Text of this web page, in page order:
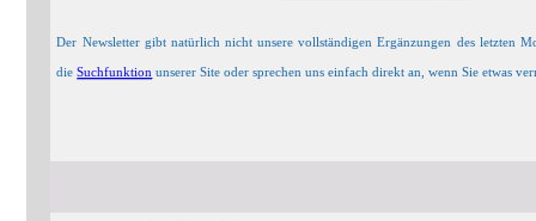
Der Newsletter gibt natürlich nicht unsere vollständigen Ergänzungen des letzten
dieSuchfunktion unserer Site oder sprechen uns einfach direkt an, wenn Sie etwas